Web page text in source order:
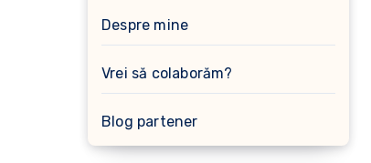
Despre mine
Vrei să colaborăm?
Blog partener